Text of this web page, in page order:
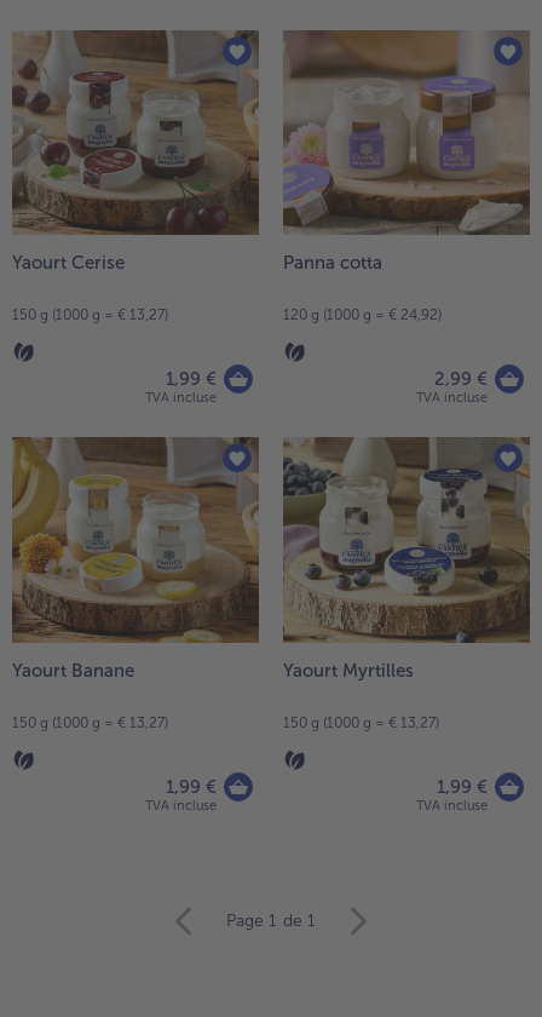
Yaourt Cerise
150 g (1000 g = € 13,27)
1,99 €
TVA incluse
Panna cotta
120 g (1000 g = € 24,92)
2,99 €
TVA incluse
Yaourt Banane
150 g (1000 g = € 13,27)
1,99 €
TVA incluse
Yaourt Myrtilles
150 g (1000 g = € 13,27)
1,99 €
TVA incluse
Page 1 de 1